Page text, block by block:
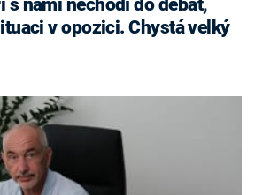
v opozici. Chystá velký